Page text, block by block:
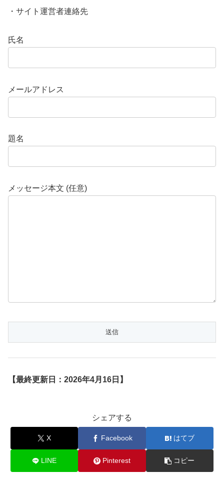
・サイト運営者連絡先
氏名
メールアドレス
題名
メッセージ本文 (任意)
【最終更新日：2026年4月16日】
シェアする
X Facebook はてブ
LINE Pinterest コピー